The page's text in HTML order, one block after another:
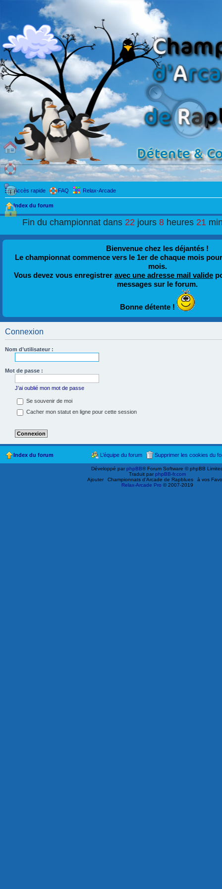
Accès rapide FAQ Relax-Arcade
Index du forum
Fin du championnat dans22 jours8 heures21
Bienvenue chez les déjantés !
Le championnat commence vers le 1er de chaque mois
mois.
Vous devez vous enregistrer avec une adresse mail valide
messages sur le forum.
Bonne détente !
Connexion
Nom d’utilisateur :
Mot de passe :
J’ai oublié mon mot de passe
Se souvenir de moi
Cacher mon statut en ligne pour cette session
Index du forum Supprimer les cookies du
L’équipe du forum
Développé parphpBB® Forum Software © phpBB
Traduit parphpBB-fr.com
Ajouter
Championnats d'Arcade de Rapblues
à vos
Relax-Arcade Pro © 2007-2019